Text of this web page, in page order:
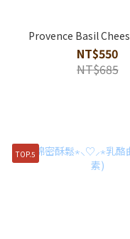
Provence Basil
NT$550
NT$685
TOP.5